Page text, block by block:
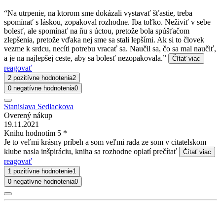
“Na utrpenie, na ktorom sme dokázali vystavať šťastie, treba
spomínať s láskou, zopakoval rozhodne. Iba toľko. Neživiť v sebe
bolesť, ale spomínať na ňu s úctou, pretože bola spúšťačom
zlepšenia, pretože vďaka nej sme sa stali lepšími. Ak si to človek
vezme k srdcu, necíti potrebu vracať sa. Naučil sa, čo sa mal naučiť,
a je na najlepšej ceste, aby sa bolesť nezopakovala.”
Čítať viac
reagovať
2 pozitívne hodnotenia2
0 negatívne hodnotenia0
Stanislava Sedlackova
Overený nákup
19.11.2021
Knihu hodnotím 5 *
Je to veľmi krásny príbeh a som veľmi rada ze som v citatelskom
klube nasla inšpiráciu, kniha sa rozhodne oplatí prečítať
Čítať viac
reagovať
1 pozitívne hodnotenie1
0 negatívne hodnotenia0